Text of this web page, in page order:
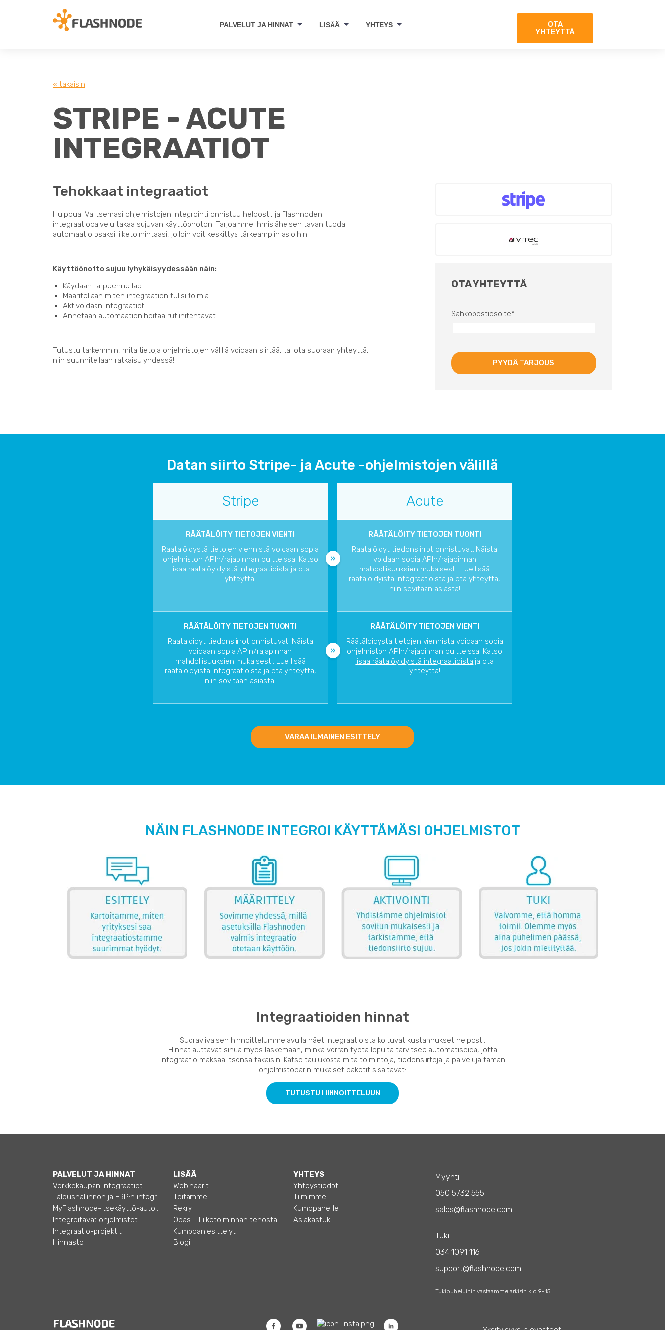
PALVELUT JA HINNAT LISÄÄ YHTEYS
OTA
YHTEYTTÄ
« takaisin
STRIPE - ACUTE
INTEGRAATIOT
Tehokkaat integraatiot
Huippua! Valitsemasi ohjelmistojen integrointi onnistuu helposti, ja Flashnoden
integraatiopalvelu takaa sujuvan käyttöönoton. Tarjoamme ihmisläheisen tavan tuoda
automaatio osaksi liiketoimintaasi, jolloin voit keskittyä tärkeämpiin asioihin.
Käyttöönotto sujuu lyhykäisyydessään näin:
Käydään tarpeenne läpi
Määritellään miten integraation tulisi toimia
Aktivoidaan integraatiot
Annetaan automaation hoitaa rutiinitehtävät
Tutustu tarkemmin, mitä tietoja ohjelmistojen välillä voidaan siirtää, tai ota suoraan yhteyttä,
niin suunnitellaan ratkaisu yhdessä!
OTA YHTEYTTÄ
Sähköpostiosoite*
Datan siirto Stripe- ja Acute -ohjelmistojen välillä
Stripe Acute
RÄÄTÄLÖITY TIETOJEN VIENTI
Räätälöidystä tietojen viennistä voidaan sopia
ohjelmiston APIn/rajapinnan puitteissa. Katso
lisää räätälöyidyistä integraatioista ja ota
yhteyttä!
RÄÄTÄLÖITY TIETOJEN TUONTI
Räätälöidyt tiedonsiirrot onnistuvat. Näistä
voidaan sopia APIn/rajapinnan
mahdollisuuksien mukaisesti. Lue lisää
räätälöidyistä integraatioista ja ota yhteyttä,
niin sovitaan asiasta!
RÄÄTÄLÖITY TIETOJEN TUONTI
Räätälöidyt tiedonsiirrot onnistuvat. Näistä
voidaan sopia APIn/rajapinnan
mahdollisuuksien mukaisesti. Lue lisää
räätälöidyistä integraatioista ja ota yhteyttä,
niin sovitaan asiasta!
RÄÄTÄLÖITY TIETOJEN VIENTI
Räätälöidystä tietojen viennistä voidaan sopia
ohjelmiston APIn/rajapinnan puitteissa. Katso
lisää räätälöyidyistä integraatioista ja ota
yhteyttä!
VARAA ILMAINEN ESITTELY
NÄIN FLASHNODE INTEGROI KÄYTTÄMÄSI OHJELMISTOT
Integraatioiden hinnat
Suoraviivaisen hinnoittelumme avulla näet integraatioista koituvat kustannukset helposti.
Hinnat auttavat sinua myös laskemaan, minkä verran työtä lopulta tarvitsee automatisoida, jotta
integraatio maksaa itsensä takaisin. Katso taulukosta mitä toimintoja, tiedonsiirtoja ja palveluja tämän
ohjelmistoparin mukaiset paketit sisältävät:
TUTUSTU HINNOITTELUUN
PALVELUT JA HINNAT
Verkkokaupan integraatiot
Taloushallinnon ja ERP:n integraatiot
MyFlashnode-itsekäyttö-automaatio
Integroitavat ohjelmistot
Integraatio-projektit
Hinnasto
LISÄÄ
Webinaarit
Töitämme
Rekry
Opas – Liiketoiminnan tehostamiseen
Kumppaniesittelyt
Blogi
YHTEYS
Yhteystiedot
Tiimimme
Kumppaneille
Asiakastuki
Myynti
050 5732 555
sales@flashnode.com
Tuki
034 1091 116
support@flashnode.com
Tukipuheluihin vastaamme arkisin klo 9-15.